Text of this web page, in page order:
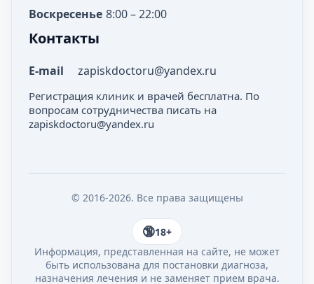
Воскресенье 8:00 – 22:00
Контакты
E-mail zapiskdoctoru@yandex.ru
Регистрация клиник и врачей бесплатна. По
вопросам сотрудничества писать на
zapiskdoctoru@yandex.ru
© 2016-2026. Все права защищены
18+
Информация, представленная на сайте, не может
быть использована для постановки диагноза,
назначения лечения и не заменяет прием врача.